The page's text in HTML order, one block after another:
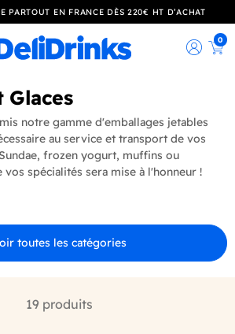
PARTOUT EN FRANCE DÈS 220€ HT D’ACHAT
0
Glaces
notre gamme d'emballages jetables
au service et transport de vos
frozen yogurt, muffins ou
vos spécialités sera mise à l'honneur !
toutes les catégories
19 produits